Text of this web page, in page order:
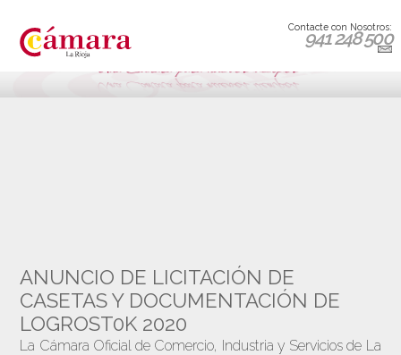
Contacte con Nosotros:
941 248 500
ANUNCIO DE LICITACIÓN DE
CASETAS Y DOCUMENTACIÓN DE
LOGROST0K 2020
La Cámara Oficial de Comercio, Industria y Servicios de La